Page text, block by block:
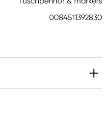
0084511392830